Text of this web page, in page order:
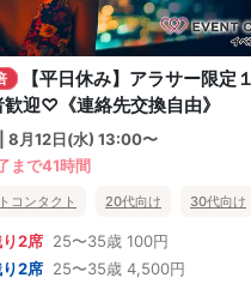
【平日休み】アラサー限定
迎♡《連絡先交換自由》
8月12日(水) 13:00〜
まで41時間
コンタクト 20代向け 30代向け
2席 25〜35歳 100円
2席 25〜35歳 4,500円